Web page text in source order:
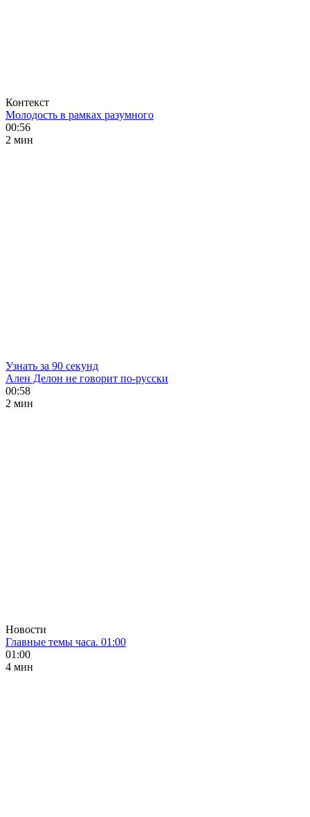
Контекст
Молодость в рамках разумного
00:56
2 мин
Узнать за 90 секунд
Ален Делон не говорит по-русски
00:58
2 мин
Новости
Главные темы часа. 01:00
01:00
4 мин